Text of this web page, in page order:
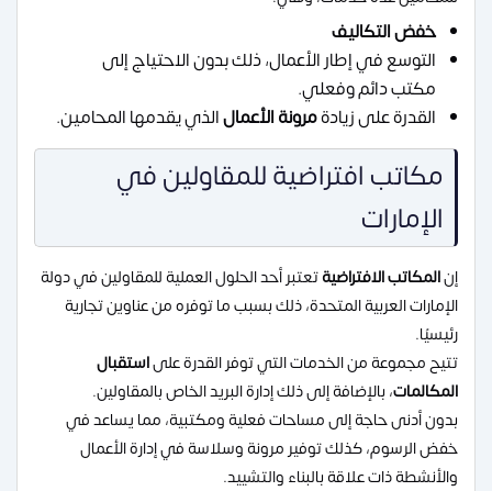
خفض التكاليف
التوسع في إطار الأعمال، ذلك بدون الاحتياج إلى
مكتب دائم وفعلي.
القدرة على زيادةمرونة الأعمالالذي يقدمها المحامين.
مكاتب افتراضية للمقاولين في
الإمارات
إنالمكاتب الافتراضيةتعتبر أحد الحلول العملية للمقاولين في دولة
الإمارات العربية المتحدة، ذلك بسبب ما توفره من عناوين تجارية
رئيسيُا.
تتيح مجموعة من الخدمات التي توفر القدرة علىاستقبال
المكالمات، بالإضافة إلى ذلك إدارة البريد الخاص بالمقاولين.
بدون أدنى حاجة إلى مساحات فعلية ومكتبية، مما يساعد في
خفض الرسوم، كذلك توفير مرونة وسلاسة في إدارة الأعمال
والأنشطة ذات علاقة بالبناء والتشييد.